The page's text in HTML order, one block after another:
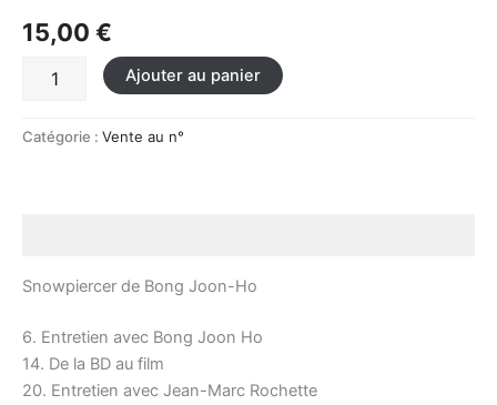
15,00 €
Ajouter au panier
Catégorie : Vente au n°
Snowpiercer de Bong Joon-Ho
6. Entretien avec Bong Joon Ho
14. De la BD au film
20. Entretien avec Jean-Marc Rochette